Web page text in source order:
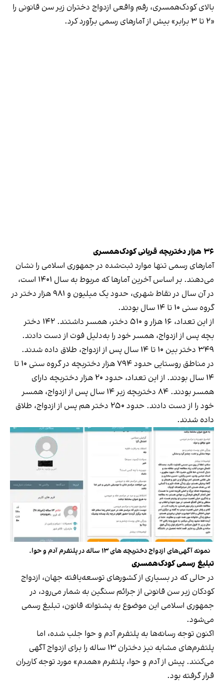
بالای کودک‌همسری، رقم واقعی ازدواج دختران زیر سن قانونی را
«۲ تا ۳ برابر» بیش از آمارهای رسمی برآورد کرد.
۳۶ هزار دختربچه قربانی کودک‌همسری
آمارهای رسمی تنها موارد ثبت‌شده در جمهوری اسلامی را نشان
می‌دهند. بر اساس آخرین آمارها که مربوط به سال ۱۴۰۱ است،
در آن سال در نقاط شهری، حدود یک میلیون و ۹۸۱ هزار دختر در
گروه سنی ۱۰ تا ۱۴ سال بودند.
از این تعداد، ۱۶ هزار و ۵۱۰ دختر، همسر داشتند. ۱۴۲ دختر
بچه پس از ازدواج، همسر خود را به‌دلیل فوت از دست دادند.
۳۴۹ دختر بین ۱۰ تا ۱۴ سال پس از ازدواج، طلاق داده شدند.
در مناطق روستایی حدود ۷۹۴ هزار دختربچه در گروه سنی ۱۰ تا
۱۴ سال بودند. از این تعداد، حدود ۲۰ هزار دختربچه دارای
همسر بودند. ۸۴ دختربچه زیر ۱۴ سال پس از ازدواج، همسر
خود را از دست دادند. حدود ۲۵۰ دختر هم پس از ازدواج، طلاق
داده شدند.
نمونه آگهی‌های ازدواج دختربچه های ۱۳ ساله در پلتفرم آدم و حوا.
تبلیغ رسمی کودک‌همسری
در حالی‌ که در بسیاری از کشورهای توسعه‌یافته جهان، ازدواج
کودکان زیر سن قانونی از جرائم سنگین به‌ شمار می‌رود، در
جمهوری‌ اسلامی این موضوع به پشتوانه قانون، تبلیغ رسمی
می‌شود.
اکنون توجه رسانه‌ها به پلتفرم آدم و حوا جلب شده، اما
پلتفرم‌های مشابه نیز دختران ۱۳ ساله را برای ازدواج آگهی
می‌کنند. پیش از آدم و حوا، پلتفرم «همدم» مورد توجه کاربران
قرار گرفته بود.